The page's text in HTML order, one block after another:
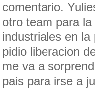
comentario.
otro team para
industriales en
pidio liberacion
me va a
pais para irse a